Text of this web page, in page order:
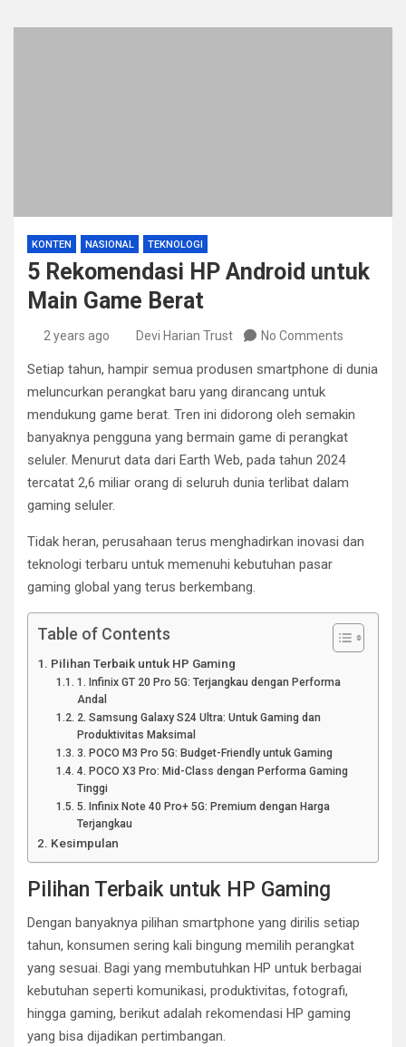
KONTEN NASIONAL TEKNOLOGI
5 Rekomendasi HP Android untuk
Main Game Berat
2 years ago Devi Harian Trust No Comments
Setiap tahun, hampir semua produsen smartphone di dunia
meluncurkan perangkat baru yang dirancang untuk
mendukung game berat. Tren ini didorong oleh semakin
banyaknya pengguna yang bermain game di perangkat
seluler. Menurut data dari Earth Web, pada tahun 2024
tercatat 2,6 miliar orang di seluruh dunia terlibat dalam
gaming seluler.
Tidak heran, perusahaan terus menghadirkan inovasi dan
teknologi terbaru untuk memenuhi kebutuhan pasar
gaming global yang terus berkembang.
Table of Contents
Pilihan Terbaik untuk HP Gaming
1. Infinix GT 20 Pro 5G: Terjangkau dengan Performa
Andal
2. Samsung Galaxy S24 Ultra: Untuk Gaming dan
Produktivitas Maksimal
3. POCO M3 Pro 5G: Budget-Friendly untuk Gaming
4. POCO X3 Pro: Mid-Class dengan Performa Gaming
Tinggi
5. Infinix Note 40 Pro+ 5G: Premium dengan Harga
Terjangkau
Kesimpulan
Pilihan Terbaik untuk HP Gaming
Dengan banyaknya pilihan smartphone yang dirilis setiap
tahun, konsumen sering kali bingung memilih perangkat
yang sesuai. Bagi yang membutuhkan HP untuk berbagai
kebutuhan seperti komunikasi, produktivitas, fotografi,
hingga gaming, berikut adalah rekomendasi HP gaming
yang bisa dijadikan pertimbangan.